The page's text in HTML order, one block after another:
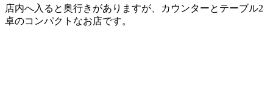
店内へ入ると奥行きがありますが、カウンターとテーブル2
卓のコンパクトなお店です。